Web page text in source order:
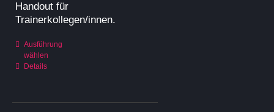
Handout für
Trainerkollegen/innen.
Ausführung
wählen
Details